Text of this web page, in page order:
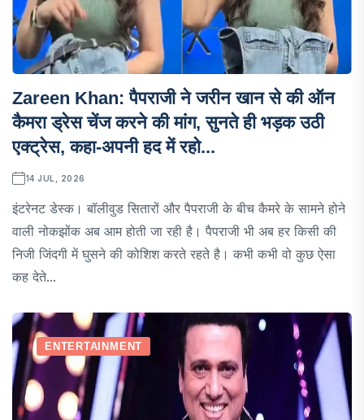
Zareen Khan: पैपराजी ने जरीन खान से की ऑन
कैमरा ड्रेस चेंज करने की मांग, सुनते ही भड़क उठी
एक्ट्रेस, कहा-अपनी हद में रहो...
14 JUL, 2026
इंटरेनट डेस्क। बॉलीवुड सितारों और पैपराजी के बीच कैमरे के सामने होने
वाली नोकझोंक अब आम होती जा रही है। पैपराजी भी अब हर किसी की
निजी जिंदगी में घुसने की कोशिश करते रहते है। कभी कभी वो कुछ ऐसा
कह देते...
ENTERTAINMENT